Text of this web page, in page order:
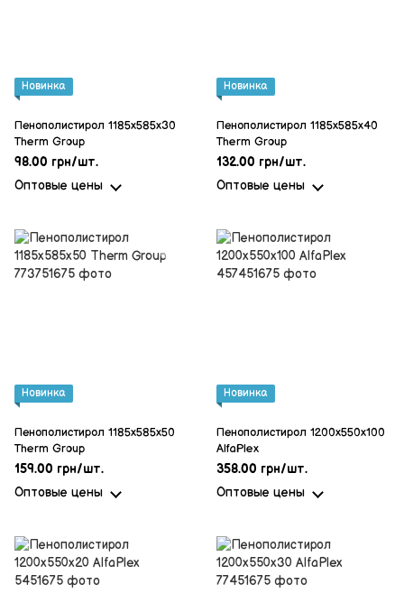
Новинка
Пенополистирол 1185x585x30
Therm Group
98.00 грн/шт.
Оптовые цены
Новинка
Пенополистирол 1185x585x40
Therm Group
132.00 грн/шт.
Оптовые цены
Новинка
Пенополистирол 1185x585x50
Therm Group
159.00 грн/шт.
Оптовые цены
Новинка
Пенополистирол 1200x550x100
AlfaPlex
358.00 грн/шт.
Оптовые цены